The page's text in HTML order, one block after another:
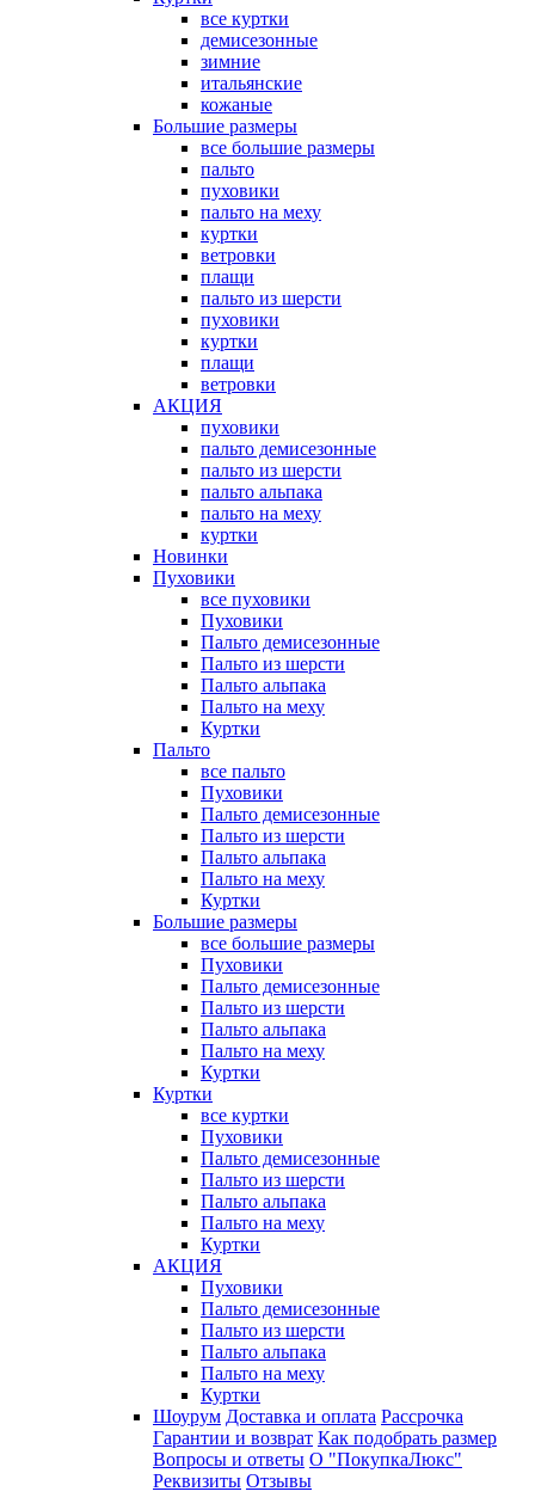
все куртки
демисезонные
зимние
итальянские
кожаные
Большие размеры
все большие размеры
пальто
пуховики
пальто на меху
куртки
ветровки
плащи
пальто из шерсти
пуховики
куртки
плащи
ветровки
АКЦИЯ
пуховики
пальто демисезонные
пальто из шерсти
пальто альпака
пальто на меху
куртки
Новинки
Пуховики
все пуховики
Пуховики
Пальто демисезонные
Пальто из шерсти
Пальто альпака
Пальто на меху
Куртки
Пальто
все пальто
Пуховики
Пальто демисезонные
Пальто из шерсти
Пальто альпака
Пальто на меху
Куртки
Большие размеры
все большие размеры
Пуховики
Пальто демисезонные
Пальто из шерсти
Пальто альпака
Пальто на меху
Куртки
Куртки
все куртки
Пуховики
Пальто демисезонные
Пальто из шерсти
Пальто альпака
Пальто на меху
Куртки
АКЦИЯ
Пуховики
Пальто демисезонные
Пальто из шерсти
Пальто альпака
Пальто на меху
Куртки
Шоурум Доставка и оплата Рассрочка
Гарантии и возврат Как подобрать размер
Вопросы и ответы О "ПокупкаЛюкс"
Реквизиты Отзывы